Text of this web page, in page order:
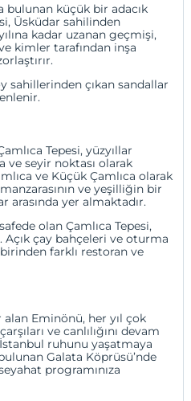
bulunan küçük bir adacık
Üsküdar sahilinden
kadar uzanan geçmişi,
kimler tarafından inşa
sahillerinden çıkan sandallar
Tepesi, yüzyıllar
ve seyir noktası olarak
ve Küçük Çamlıca olarak
ve yeşilliğin bir
arasında yer almaktadır.
olan Çamlıca Tepesi,
çay bahçeleri ve oturma
farklı restoran ve
Eminönü, her yıl çok
ve canlılığını devam
ruhunu yaşatmaya
Galata Köprüsü’nde
programınıza